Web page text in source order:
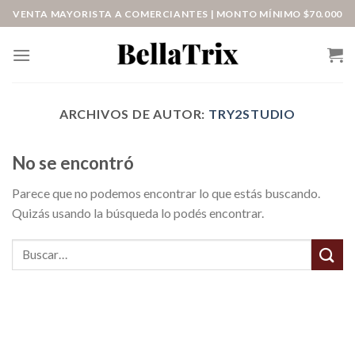
Saltar
al
contenido
VENTA MAYORISTA A COMERCIANTES | MONTO MÍNIMO $70.000
ARCHIVOS DE AUTOR: TRY2STUDIO
No se encontró
Parece que no podemos encontrar lo que estás buscando.
Quizás usando la búsqueda lo podés encontrar.